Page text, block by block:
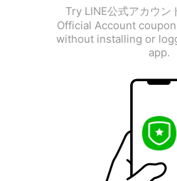
Try LINE公式アカウン
Official Account
without installing or
app.